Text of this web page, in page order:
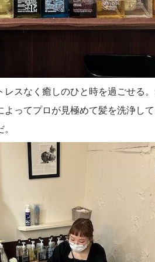
スなく癒しのひと時を過ごせる
ってプロが見極めて髪を洗浄し